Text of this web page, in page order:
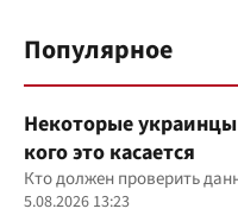
Популярное
Некоторые украинцы
кого это касается
Кто должен проверить
5.08.2026 13:23